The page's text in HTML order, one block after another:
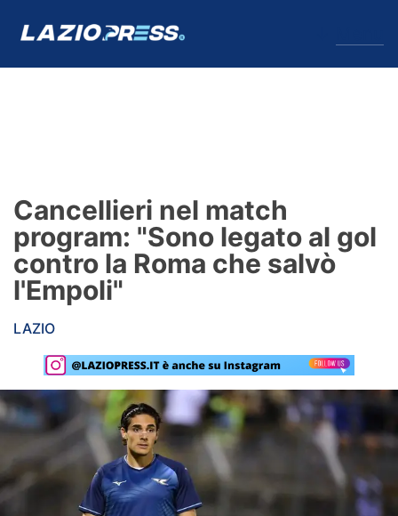
Formello
Infortuni
Primavera
Lazio Women
Rassegna Lazio
Social
Cancellieri nel match
program: "Sono legato al gol
contro la Roma che salvò
l'Empoli"
LAZIO